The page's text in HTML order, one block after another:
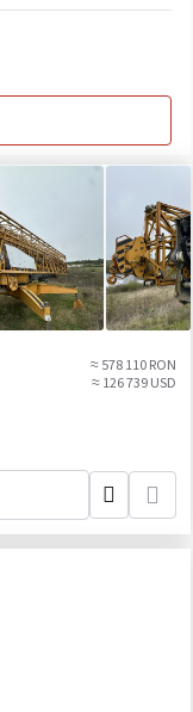
≈ 578 110 RON
≈ 126 739 USD